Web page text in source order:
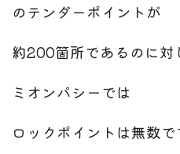
のテンダーポイントが
約200箇所であるのに対
ミオンパシーでは
ロックポイントは無数で